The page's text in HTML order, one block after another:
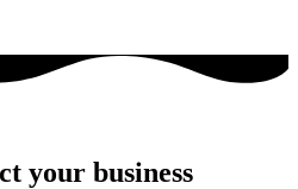
your business